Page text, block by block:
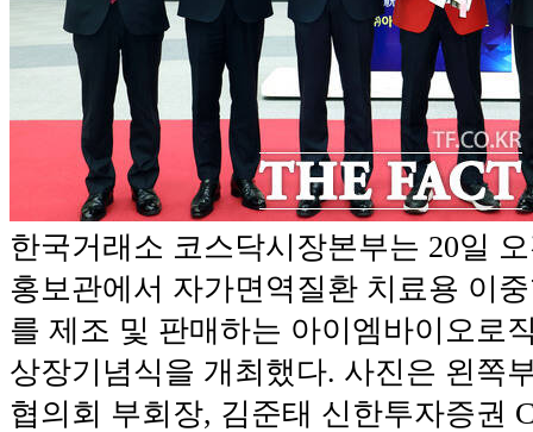
한국거래소 코스닥시장본부는 20일
홍보관에서 자가면역질환 치료용 이
를 제조 및 판매하는 아이엠바이오로
상장기념식을 개최했다. 사진은 왼쪽
협의회 부회장, 김준태 신한투자증권